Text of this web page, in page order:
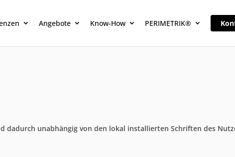
Angebote Know-How PERIMETRIK®
dadurch unabhängig von den lokal installierten Schriften des